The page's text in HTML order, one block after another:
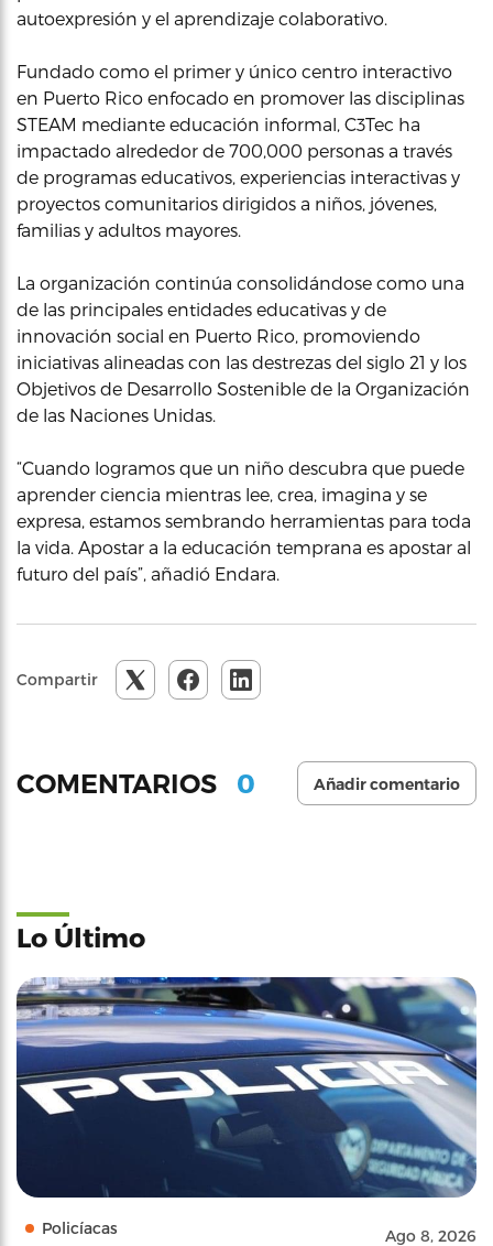
autoexpresión y el aprendizaje colaborativo.
Fundado como el primer y único centro interactivo
en Puerto Rico enfocado en promover las disciplinas
STEAM mediante educación informal, C3Tec ha
impactado alrededor de 700,000 personas a través
de programas educativos, experiencias interactivas y
proyectos comunitarios dirigidos a niños, jóvenes,
familias y adultos mayores.
La organización continúa consolidándose como una
de las principales entidades educativas y de
innovación social en Puerto Rico, promoviendo
iniciativas alineadas con las destrezas del siglo 21 y los
Objetivos de Desarrollo Sostenible de la Organización
de las Naciones Unidas.
“Cuando logramos que un niño descubra que puede
aprender ciencia mientras lee, crea, imagina y se
expresa, estamos sembrando herramientas para toda
la vida. Apostar a la educación temprana es apostar al
futuro del país”, añadió Endara.
Compartir
COMENTARIOS 0 Añadir comentario
Lo Último
Policíacas Ago 8, 2026